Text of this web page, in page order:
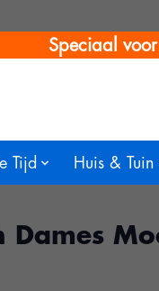
Speciaal
Tijd Huis & Tuin
Dames